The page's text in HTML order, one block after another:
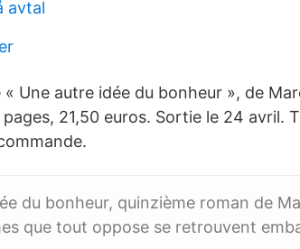
avtal
Une autre idée du bonheur », de
21,50 euros. Sortie le 24 avril.
du bonheur, quinzième roman de
que tout oppose se retrouvent